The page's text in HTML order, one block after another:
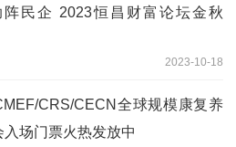
民企 2023恒昌财富论坛金秋
2023-10-18
CRS/CECN全球规模康复养
入场门票火热发放中